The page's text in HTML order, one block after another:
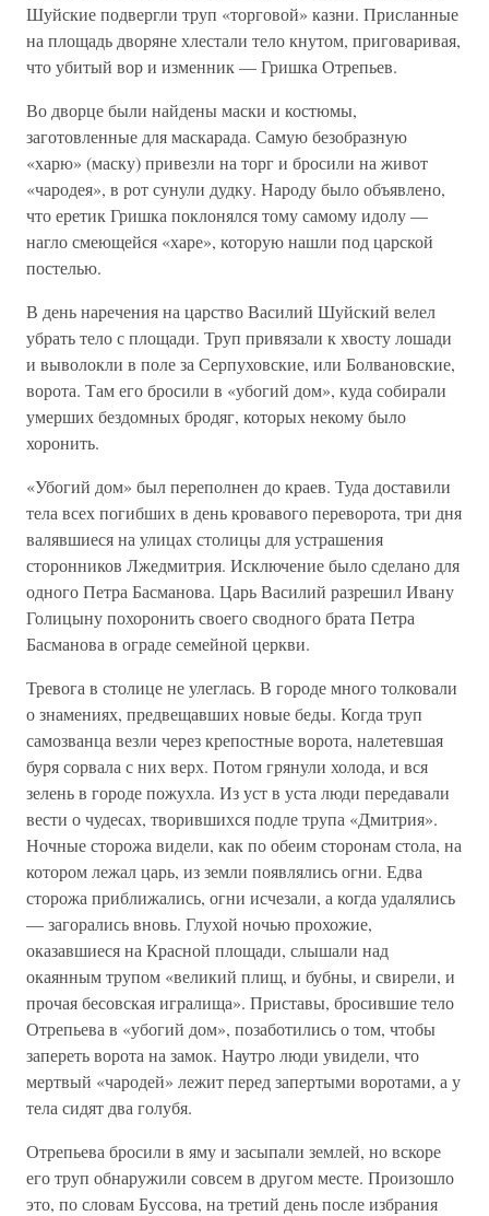
Шуйские подвергли труп «торговой» казни. Присланные
на площадь дворяне хлестали тело кнутом, приговаривая,
что убитый вор и изменник — Гришка Отрепьев.
Во дворце были найдены маски и костюмы,
заготовленные для маскарада. Самую безобразную
«харю» (маску) привезли на торг и бросили на живот
«чародея», в рот сунули дудку. Народу было объявлено,
что еретик Гришка поклонялся тому самому идолу —
нагло смеющейся «харе», которую нашли под царской
постелью.
В день наречения на царство Василий Шуйский велел
убрать тело с площади. Труп привязали к хвосту лошади
и выволокли в поле за Серпуховские, или Болвановские,
ворота. Там его бросили в «убогий дом», куда собирали
умерших бездомных бродяг, которых некому было
хоронить.
«Убогий дом» был переполнен до краев. Туда доставили
тела всех погибших в день кровавого переворота, три дня
валявшиеся на улицах столицы для устрашения
сторонников Лжедмитрия. Исключение было сделано для
одного Петра Басманова. Царь Василий разрешил Ивану
Голицыну похоронить своего сводного брата Петра
Басманова в ограде семейной церкви.
Тревога в столице не улеглась. В городе много толковали
о знамениях, предвещавших новые беды. Когда труп
самозванца везли через крепостные ворота, налетевшая
буря сорвала с них верх. Потом грянули холода, и вся
зелень в городе пожухла. Из уст в уста люди передавали
вести о чудесах, творившихся подле трупа «Дмитрия».
Ночные сторожа видели, как по обеим сторонам стола, на
котором лежал царь, из земли появлялись огни. Едва
сторожа приближались, огни исчезали, а когда удалялись
— загорались вновь. Глухой ночью прохожие,
оказавшиеся на Красной площади, слышали над
окаянным трупом «великий плищ, и бубны, и свирели, и
прочая бесовская игралища». Приставы, бросившие тело
Отрепьева в «убогий дом», позаботились о том, чтобы
запереть ворота на замок. Наутро люди увидели, что
мертвый «чародей» лежит перед запертыми воротами, а у
тела сидят два голубя.
Отрепьева бросили в яму и засыпали землей, но вскоре
его труп обнаружили совсем в другом месте. Произошло
это, по словам Буссова, на третий день после избрания